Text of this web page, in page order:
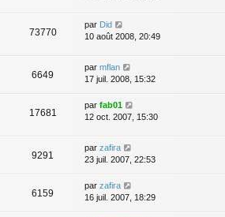
73770
par Did
10 août 2008, 20:49
6649
par mflan
17 juil. 2008, 15:32
17681
par fab01
12 oct. 2007, 15:30
9291
par zafira
23 juil. 2007, 22:53
6159
par zafira
16 juil. 2007, 18:29